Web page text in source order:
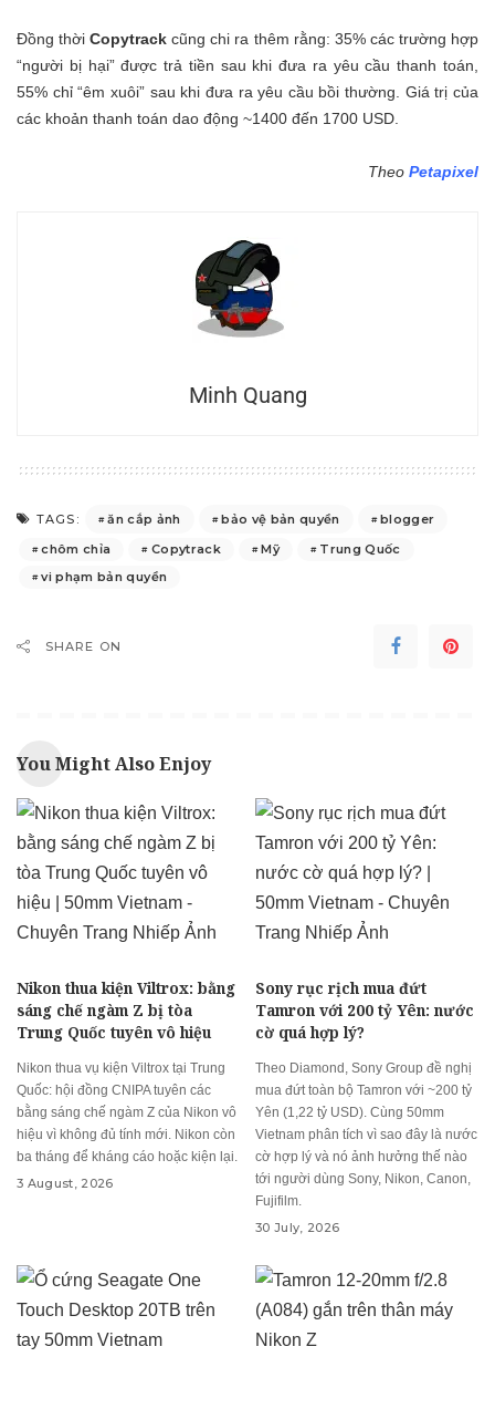
Đồng thờiCopytrack cũng chi ra thêm rằng: 35% các trường hợp
“người bị hại” được trả tiền sau khi đưa ra yêu cầu thanh toán,
55% chỉ “êm xuôi” sau khi đưa ra yêu cầu bồi thường. Giá trị của
các khoản thanh toán dao động ~1400 đến 1700 USD.
Theo Petapixel
Minh Quang
TAGS: ăn cắp ảnh bảo vệ bản quyền
blogger
chôm chỉa
Copytrack Mỹ
Trung Quốc
vi phạm bản quyền
SHARE ON
You Might Also Enjoy
Nikon thua kiện Viltrox: bằng
sáng chế ngàm Z bị tòa
Trung Quốc tuyên vô hiệu
Nikon thua vụ kiện Viltrox tại Trung
Quốc: hội đồng CNIPA tuyên các
bằng sáng chế ngàm Z của Nikon vô
hiệu vì không đủ tính mới. Nikon còn
ba tháng để kháng cáo hoặc kiện lại.
3 August, 2026
Sony rục rịch mua đứt
Tamron với 200 tỷ Yên: nước
cờ quá hợp lý?
Theo Diamond, Sony Group đề nghị
mua đứt toàn bộ Tamron với ~200 tỷ
Yên (1,22 tỷ USD). Cùng 50mm
Vietnam phân tích vì sao đây là nước
cờ hợp lý và nó ảnh hưởng thế nào
tới người dùng Sony, Nikon, Canon,
Fujifilm.
30 July, 2026